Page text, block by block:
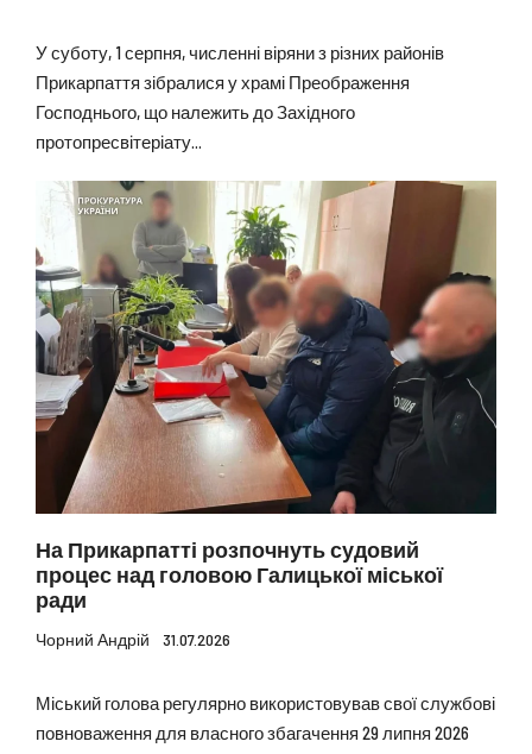
У суботу, 1 серпня, численні віряни з різних районів
Прикарпаття зібралися у храмі Преображення
Господнього, що належить до Західного
протопресвітеріату...
На Прикарпатті розпочнуть судовий
процес над головою Галицької міської
ради
Чорний Андрій 31.07.2026
Міський голова регулярно використовував свої службові
повноваження для власного збагачення 29 липня 2026